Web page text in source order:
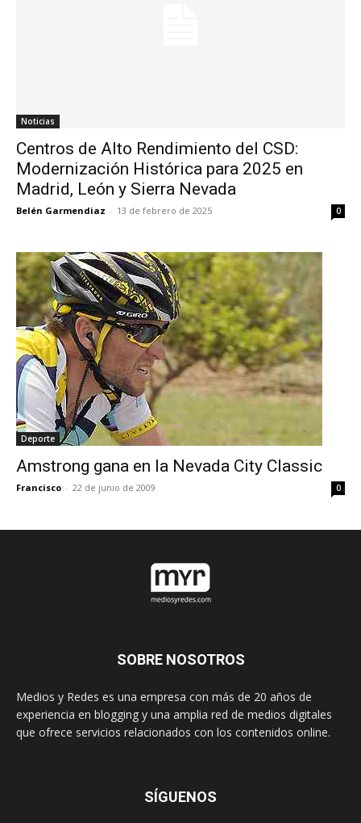
Noticias
Centros de Alto Rendimiento del CSD:
Modernización Histórica para 2025 en
Madrid, León y Sierra Nevada
Belén Garmendiaz - 13 de febrero de 2025 0
Deporte
Amstrong gana en la Nevada City Classic
Francisco - 22 de junio de 2009 0
SOBRE NOSOTROS
Medios y Redes es una empresa con más de 20 años de
experiencia en blogging y una amplia red de medios digitales
que ofrece servicios relacionados con los contenidos online.
SÍGUENOS